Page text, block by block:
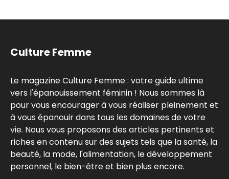
Culture Femme
Le magazine Culture Femme : votre guide ultime
vers l'épanouissement féminin ! Nous sommes là
pour vous encourager à vous réaliser pleinement et
à vous épanouir dans tous les domaines de votre
vie. Nous vous proposons des articles pertinents et
riches en contenu sur des sujets tels que la santé, la
beauté, la mode, l'alimentation, le développement
personnel, le bien-être et bien plus encore.